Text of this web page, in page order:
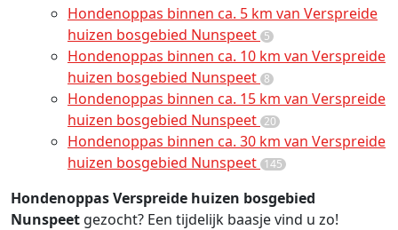
Hondenoppas binnen ca. 5 km van Verspreide
huizen bosgebied Nunspeet 5
Hondenoppas binnen ca. 10 km van Verspreide
huizen bosgebied Nunspeet 8
Hondenoppas binnen ca. 15 km van Verspreide
huizen bosgebied Nunspeet 20
Hondenoppas binnen ca. 30 km van Verspreide
huizen bosgebied Nunspeet 145
Hondenoppas Verspreide huizen bosgebied
Nunspeet gezocht? Een tijdelijk baasje vind u zo!